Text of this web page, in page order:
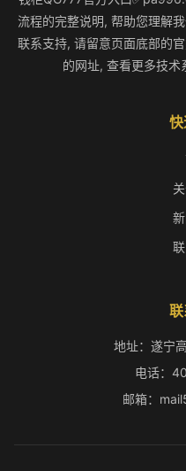
流程的完整说明, 帮助您理解
联系支持, 请留意页面底部的
的网址, 查看更多技术
地址：遂宁
电话：
邮箱：